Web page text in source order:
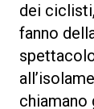
dei
fanno
chiamano